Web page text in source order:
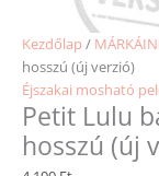
Kezdőlap /
hosszú (új verzió)
Éjszakai mosható
Petit Lulu
hosszú (új